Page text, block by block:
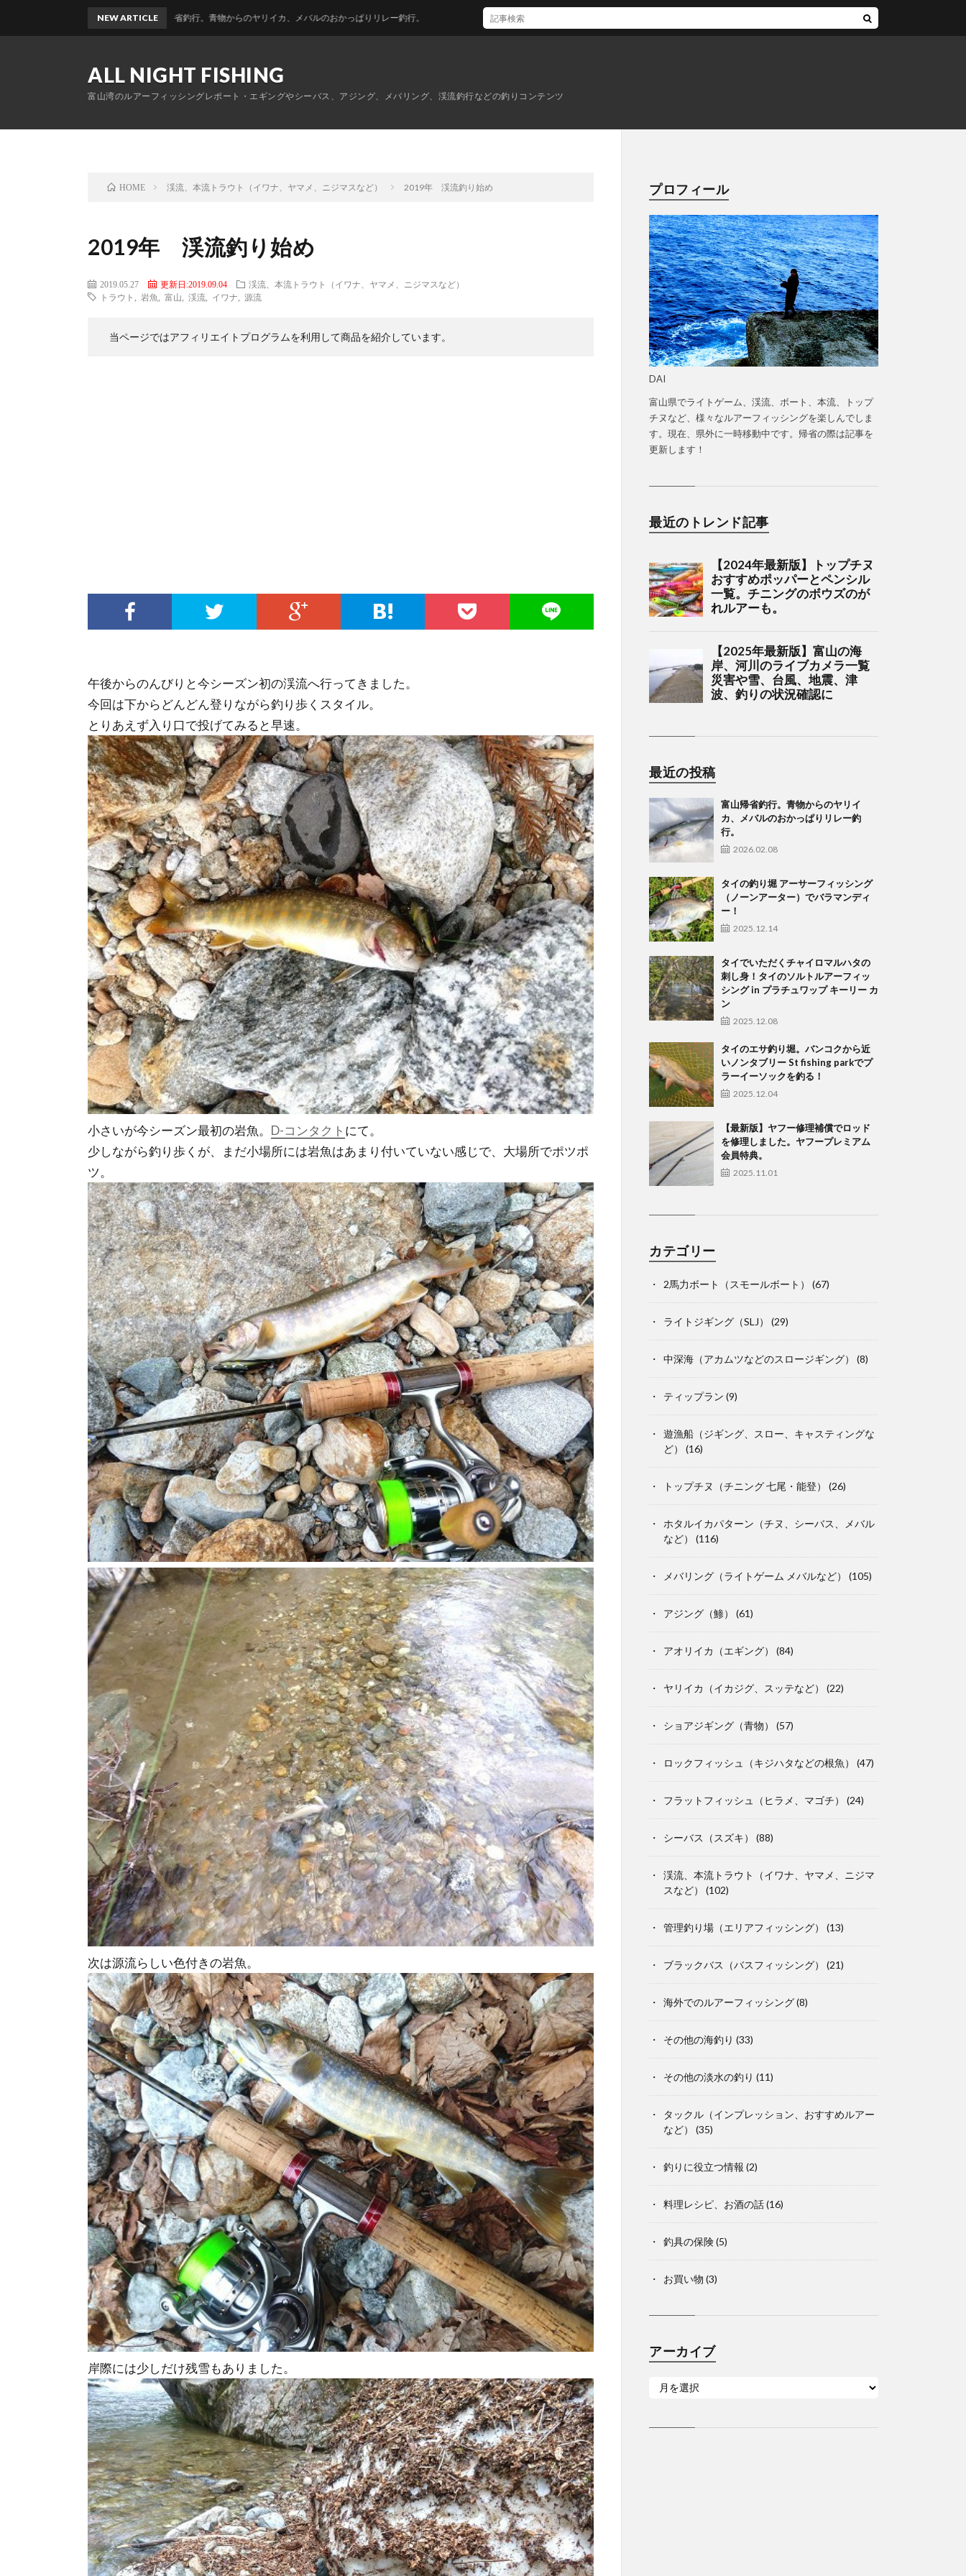
ALL NIGHT FISHING
富山湾のルアーフィッシングレポート・エギングやシーバス、アジング、メバリング、渓流釣行などの釣りコンテンツ
NEW ARTICLE
富山帰省釣行。青物からのヤリイカ、メバルのおかっぱりリレー釣行。
HOME 渓流、本流トラウト（イワナ、ヤマメ、ニジマスなど） 2019年 渓流釣り始め
2019年 渓流釣り始め
2019.05.27 更新日:2019.09.04
渓流、本流トラウト（イワナ、ヤマメ、ニジマスなど）
トラウト
岩魚 富山 渓流 イワナ 源流
当ページではアフィリエイトプログラムを利用して商品を紹介しています。
午後からのんびりと今シーズン初の渓流へ行ってきました。
今回は下からどんどん登りながら釣り歩くスタイル。
とりあえず入り口で投げてみると早速。
小さいが今シーズン最初の岩魚。 D-コンタクト にて。
少しながら釣り歩くが、まだ小場所には岩魚はあまり付いていない感じで、大場所でポツポ
ツ。
次は源流らしい色付きの岩魚。
岸際には少しだけ残雪もありました。
プロフィール
DAI
富山県でライトゲーム、渓流、ボート、本流、トップ
チヌなど、様々なルアーフィッシングを楽しんでしま
す。現在、県外に一時移動中です。帰省の際は記事を
更新します！
最近のトレンド記事
最近の投稿
富山帰省釣行。青物からのヤリイ
カ、メバルのおかっぱりリレー釣
行。
2026.02.08
タイの釣り堀 アーサーフィッシング
（ノーンアーター）でバラマンディ
ー！
2025.12.14
タイでいただくチャイロマルハタの
刺し身！タイのソルトルアーフィッ
シング in プラチュワップ キーリー カ
ン
2025.12.08
タイのエサ釣り堀。バンコクから近
いノンタブリー St fishing parkでプ
ラーイーソックを釣る！
2025.12.04
【最新版】ヤフー修理補償でロッド
を修理しました。ヤフープレミアム
会員特典。
2025.11.01
カテゴリー
2馬力ボート（スモールボート） (67)
ライトジギング（SLJ） (29)
中深海（アカムツなどのスロージギング） (8)
ティップラン (9)
遊漁船（ジギング、スロー、キャスティングな
ど）
(16)
トップチヌ（チニング 七尾・能登） (26)
ホタルイカパターン（チヌ、シーバス、メバル
など）
(116)
メバリング（ライトゲーム メバルなど） (105)
アジング（鯵） (61)
アオリイカ（エギング） (84)
ヤリイカ（イカジグ、スッテなど） (22)
ショアジギング（青物） (57)
ロックフィッシュ（キジハタなどの根魚） (47)
フラットフィッシュ（ヒラメ、マゴチ） (24)
シーバス（スズキ） (88)
渓流、本流トラウト（イワナ、ヤマメ、ニジマ
スなど）
(102)
管理釣り場（エリアフィッシング） (13)
ブラックバス（バスフィッシング） (21)
海外でのルアーフィッシング(8)
その他の海釣り (33)
その他の淡水の釣り (11)
タックル（インプレッション、おすすめルアー
など）
(35)
釣りに役立つ情報 (2)
料理レシピ、お酒の話(16)
釣具の保険(5)
お買い物 (3)
アーカイブ